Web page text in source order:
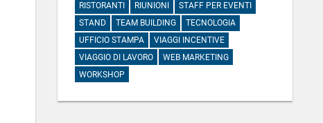
RISTORANTI
RIUNIONI
STAFF PER EVENTI
STAND
TEAM BUILDING
TECNOLOGIA
UFFICIO STAMPA
VIAGGI INCENTIVE
VIAGGIO DI LAVORO
WEB MARKETING
WORKSHOP